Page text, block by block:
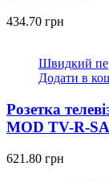
434.70 грн
Швидкий
Додати в
Розетка
MOD TV-R-
621.80 грн